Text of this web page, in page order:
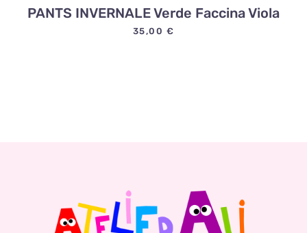
PANTS INVERNALE Verde Faccina Viola
35,00 €